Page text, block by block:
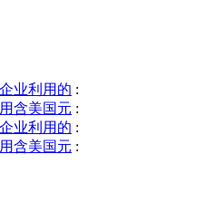
业利用的 :
含美国元 :
业利用的 :
含美国元 :